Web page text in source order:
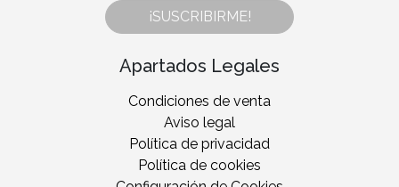
¡SUSCRIBIRME!
Apartados Legales
Condiciones de venta
Aviso legal
Política de privacidad
Política de cookies